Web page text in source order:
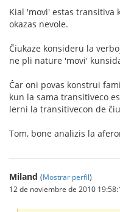
Kial 'movi' estas transitiva
okazas nevole.
Ĉiukaze konsideru la
ne pli nature 'movi'
Ĉar oni povas konstrui
kun la sama transitiveco
lerni la transitivecon de
Tom, bone analizis la
Miland (Mostrar perfil)
12 de noviembre de 2010